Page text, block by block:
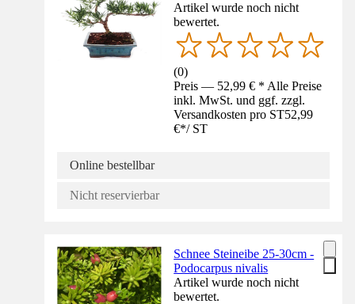
Artikel wurde noch nicht
bewertet.
(0)
Preis — 52,99 € * Alle Preise
inkl. MwSt. und ggf. zzgl.
Versandkosten pro ST52,99
€*/ ST
Online bestellbar
Nicht reservierbar
Schnee Steineibe 25-30cm -
Podocarpus nivalis
Artikel wurde noch nicht
bewertet.